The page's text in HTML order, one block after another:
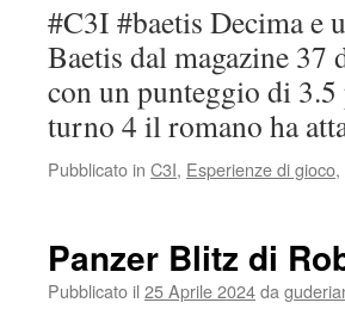
#C3I #baetis Decima e
Baetis dal magazine
con un punteggio di
turno 4 il romano ha
Pubblicato in C3I, Esperienze di gioco,
Panzer Blitz di
Pubblicato il 25 Aprile 2024da